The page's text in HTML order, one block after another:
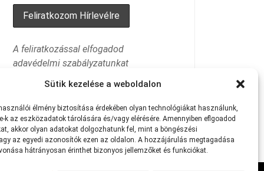
Sütik kezelése a weboldalon
élmény biztosítása érdekében olyan technológiákat használunk,
k az eszközadatok tárolására és/vagy elérésére. Amennyiben eflgoadod
, akkor olyan adatokat dolgozhatunk fel, mint a böngészési
az egyedi azonosítók ezen az oldalon. A hozzájárulás megtagadása
hátrányosan érinthet bizonyos jellemzőket ésfunkciókat.
A feliratkozással elfogadod
adavédelmi szabályzatunkat